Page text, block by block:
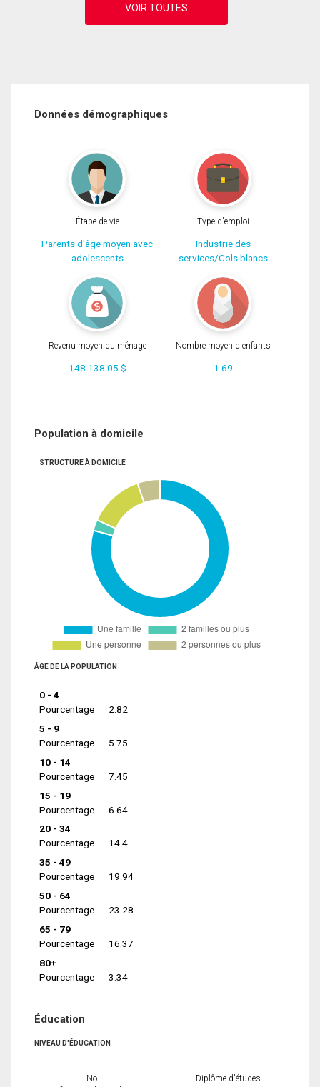
Données démographiques
Étape de vie
Parents d'âge moyen avec
adolescents
Type d'emploi
Industrie des
services/Cols blancs
Revenu moyen du ménage
148 138.05 $
Nombre moyen d'enfants
1.69
Population à domicile
STRUCTURE À DOMICILE
ÂGE DE LA POPULATION
0 - 4
Pourcentage
2.82
5 - 9
Pourcentage
5.75
10 - 14
Pourcentage
7.45
15 - 19
Pourcentage
6.64
20 - 34
Pourcentage
14.4
35 - 49
Pourcentage
19.94
50 - 64
Pourcentage
23.28
65 - 79
Pourcentage
16.37
80+
Pourcentage
3.34
Éducation
NIVEAU D'ÉDUCATION
No
Diplôme d'études